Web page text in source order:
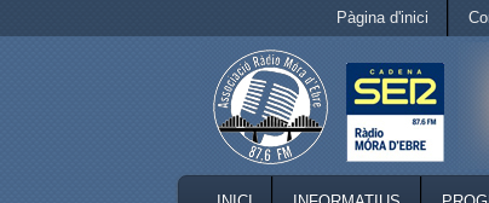
Pàgina d'inici
MAIN MENU